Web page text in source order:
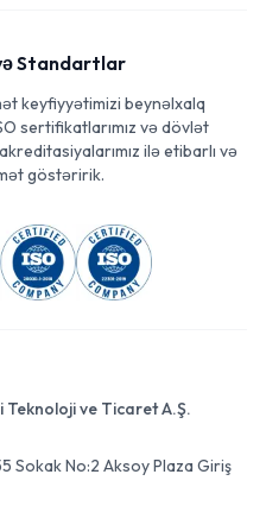
Standartlar
keyfiyyətimizi beynəlxalq
sertifikatlarımız və dövlət
ilə etibarlı və
göstəririk.
ve Ticaret A.Ş.
Sokak No:2 Aksoy Plaza Giriş